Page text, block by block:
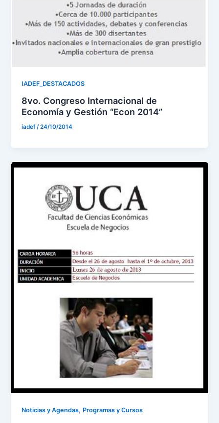
IADEF_DESTACADOS
8vo. Congreso Internacional de
Economía y Gestión “Econ 2014”
iadef/24/10/2014
Noticias y Agendas, Programas y Cursos